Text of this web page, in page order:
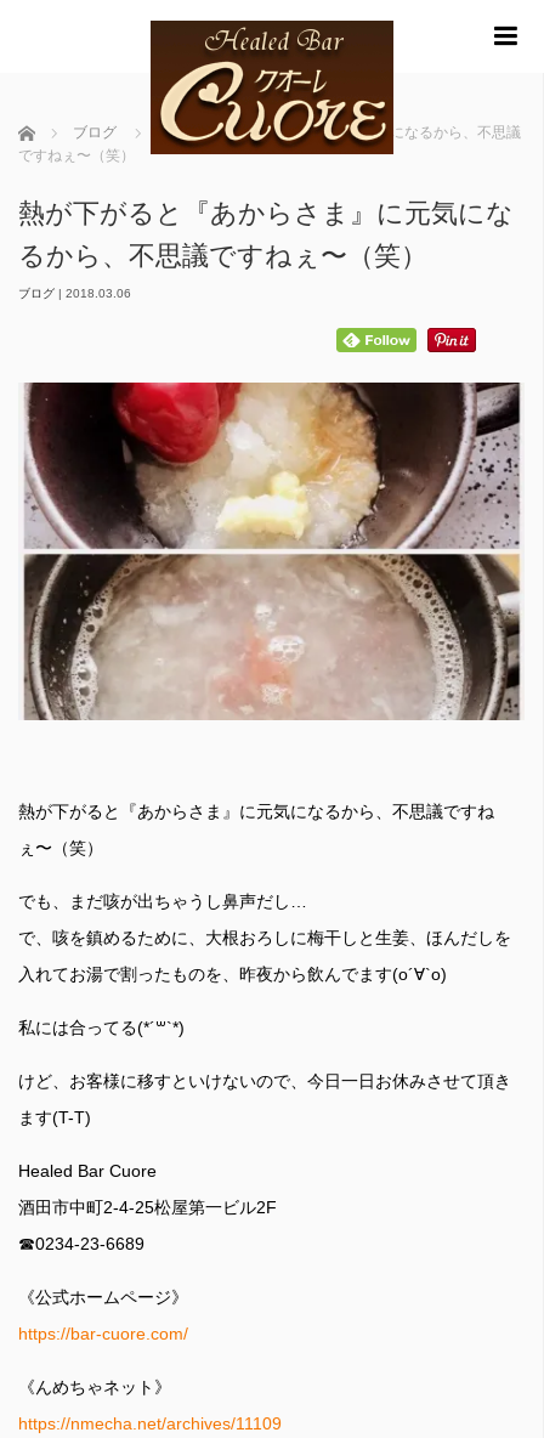
ホーム ブログ
熱が下がると『あからさま』に元気になるから、不思議
ですねぇ〜（笑）
熱が下がると『あからさま』に元気にな
るから、不思議ですねぇ〜（笑）
ブログ | 2018.03.06
熱が下がると『あからさま』に元気になるから、不思議ですね
ぇ〜（笑）
でも、まだ咳が出ちゃうし鼻声だし…
で、咳を鎮めるために、大根おろしに梅干しと生姜、ほんだしを
入れてお湯で割ったものを、昨夜から飲んでます(о´∀`о)
私には合ってる(*´꒳`*)
けど、お客様に移すといけないので、今日一日お休みさせて頂き
ます(T-T)
Healed Bar Cuore
酒田市中町2-4-25松屋第一ビル2F
☎0234-23-6689
《公式ホームページ》
https://bar-cuore.com/
《んめちゃネット》
https://nmecha.net/archives/11109